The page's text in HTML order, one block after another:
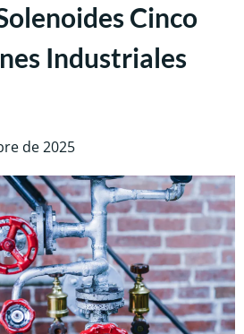
Cinco
Industriales
de 2025